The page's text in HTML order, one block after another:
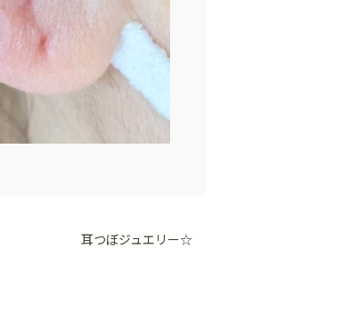
耳つぼジュエリー☆